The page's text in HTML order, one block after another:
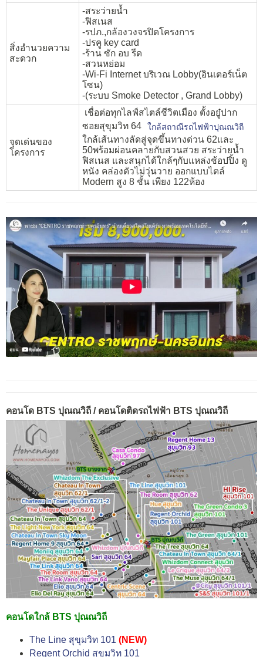
สิ่งอำนวยความ
สะดวก
-สระว่ายน้ำ
-ฟิสเนส
-รปภ.,กล้องวงจรปิดโครงการ
-ปรคู key card
-ร้าน ซัก อบ รีด
-สวนหย่อม
-Wi-Fi Internet บริเวณ Lobby(อินเตอร์เน็ต
โซน)
-(ระบบ Smoke Detector , Grand Lobby)
จุดเด่นของ
โครงการ
เชื่อต่อทุกไลฟ์สไตล์ชีวิตเมือง ตั้งอยู๋ปาก
ซอยสุขุมวิท 64
ใกล้สถาณีรถไฟฟ้าปุณณวิถี
ใกล้เส้นทางลัดสู่จุดขึ้นทางด่วน 62และ
50พร้อมผ่อนคลายกับสวนสวย สระว่ายน้ำ
ฟิสเนส และสนุกได้ใกล้ๆกับแหล่งช้อปปิ้ง ดู
หนัง คล่องตัวไม่วุ่นวาย ออกแบบไตล์
Modern สูง 8 ชั้น เพียง 122ห้อง
คอนโด BTS ปุณณวิถี / คอนโดติดรถไฟฟ้า BTS ปุณณวิถี
คอนโดใกล้ BTS ปุณณวิถี
The Line สุขุมวิท 101 (NEW)
Regent Orchid สุขุมวิท 101